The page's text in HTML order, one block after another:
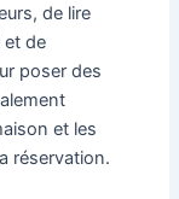
de lire
et de
poser des
et les
réservation.